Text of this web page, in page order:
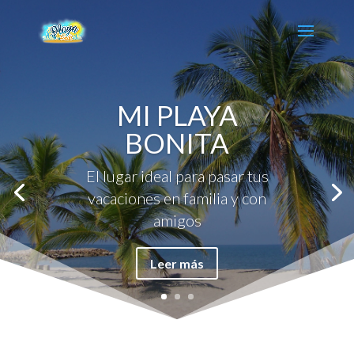
MI PLAYA
BONITA
El lugar ideal para pasar tus
vacaciones en familia y con
amigos
Leer más